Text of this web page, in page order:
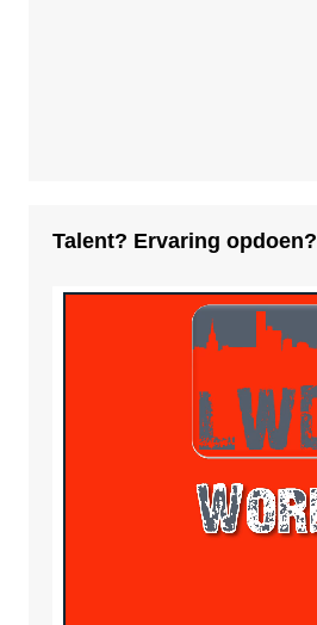
Talent? Ervaring opdoen?